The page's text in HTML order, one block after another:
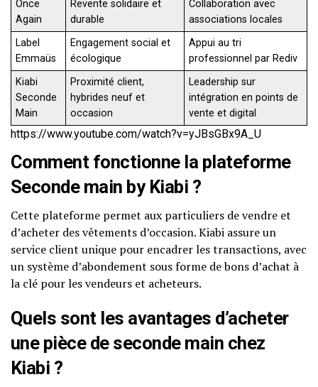
Once
Again
Revente solidaire et
durable
Collaboration avec
associations locales
Label
Emmaüs
Engagement social et
écologique
Appui au tri
professionnel par Rediv
Kiabi
Seconde
Main
Proximité client,
hybrides neuf et
occasion
Leadership sur
intégration en points de
vente et digital
https://www.youtube.com/watch?v=yJBsGBx9A_U
Comment fonctionne la plateforme
Seconde main by Kiabi ?
Cette plateforme permet aux particuliers de vendre et
d’acheter des vêtements d’occasion. Kiabi assure un
service client unique pour encadrer les transactions, avec
un système d’abondement sous forme de bons d’achat à
la clé pour les vendeurs et acheteurs.
Quels sont les avantages d’acheter
une pièce de seconde main chez
Kiabi ?